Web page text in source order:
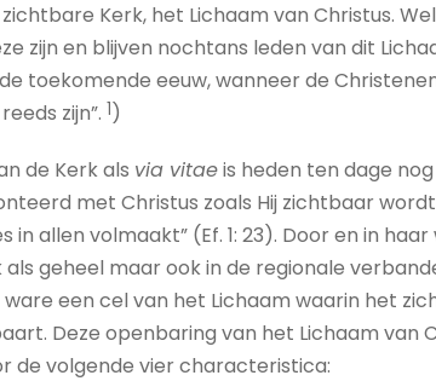
Kerk, het Lichaam van Christus.
zijn en blijven nochtans leden van dit
toekomende eeuw, wanneer de
zijn”. 1)
de Kerk als via vitaeis heden ten dage
met Christus zoals Hij zichtbaar wordt
in allen volmaakt” (Ef. 1: 23). Door en in
geheel maar ook in de regionale
een cel van het Lichaam waarin het
Deze openbaring van het Lichaam van
de volgende vier characteristica: